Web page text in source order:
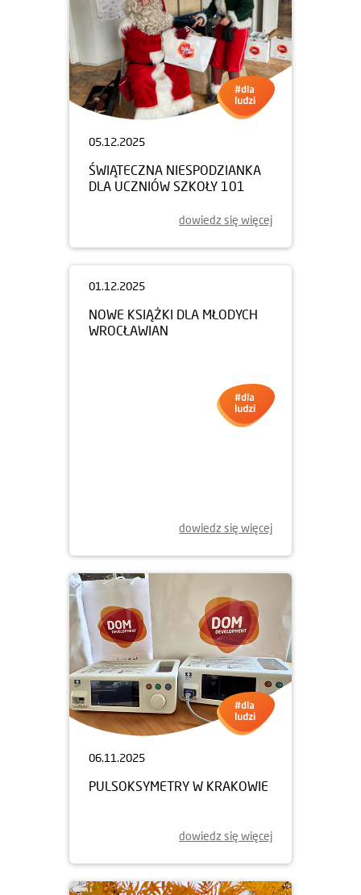
05.12.2025
ŚWIĄTECZNA NIESPODZIANKA
DLA UCZNIÓW SZKOŁY 101
dowiedz się więcej
dowiedz się więcej
06.11.2025
PULSOKSYMETRY W KRAKOWIE
dowiedz się więcej